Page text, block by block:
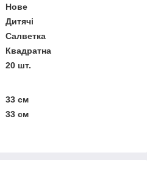
Нове
Дитячі
Салветка
Квадратна
20 шт.
33 см
33 см